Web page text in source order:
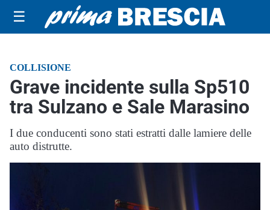
☰
COLLISIONE
Grave incidente sulla Sp510
tra Sulzano e Sale Marasino
I due conducenti sono stati estratti dalle lamiere delle
auto distrutte.